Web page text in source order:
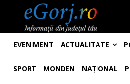
EVENIMENT ACTUALITATE
SPORT MONDEN NAȚIONAL